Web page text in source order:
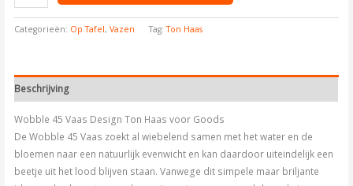
Categorieën: Op Tafel,Vazen Tag:Ton Haas
Beschrijving
Wobble 45 Vaas Design Ton Haas voor Goods
De Wobble 45 Vaas zoekt al wiebelend samen met het water en de
bloemen naar een natuurlijk evenwicht en kan daardoor uiteindelijk een
beetje uit het lood blijven staan. Vanwege dit simpele maar briljante